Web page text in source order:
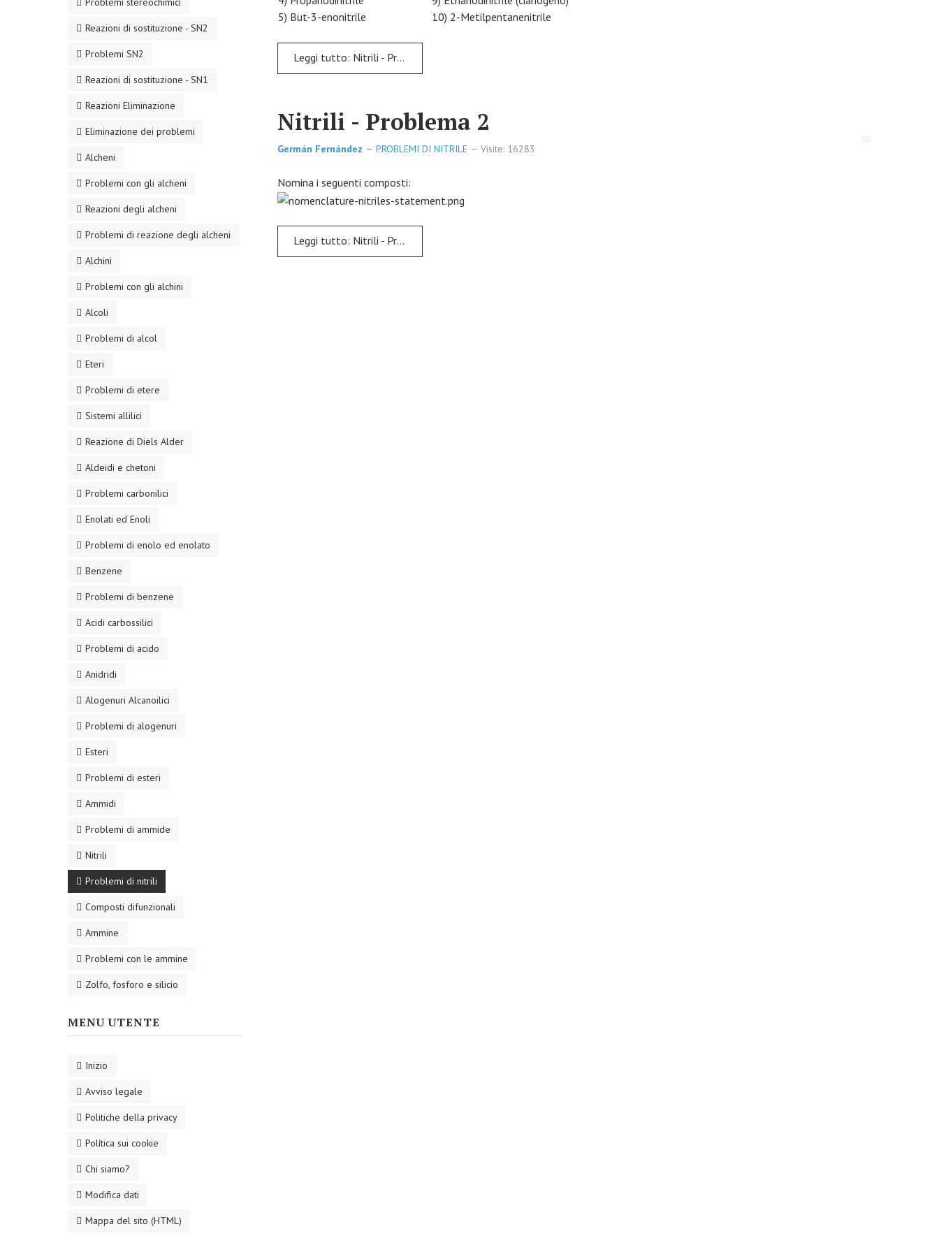
5) But-3-enonitrile
10) 2-Metilpentanenitrile
Leggi tutto: Nitrili - Problema 1
Nitrili - Problema 2
Germán Fernández PROBLEMI DI NITRILE Visite: 16283
Nomina i seguenti composti:
Leggi tutto: Nitrili - Problema 2
Reazioni di sostituzione - SN2
Problemi SN2
Reazioni di sostituzione - SN1
Reazioni Eliminazione
Eliminazione dei problemi
Alcheni
Problemi con gli alcheni
Reazioni degli alcheni
Problemi di reazione degli alcheni
Alchini
Problemi con gli alchini
Alcoli
Problemi di alcol
Eteri
Problemi di etere
Sistemi allilici
Reazione di Diels Alder
Aldeidi e chetoni
Problemi carbonilici
Enolati ed Enoli
Problemi di enolo ed enolato
Benzene
Problemi di benzene
Acidi carbossilici
Problemi di acido
Anidridi
Alogenuri Alcanoilici
Problemi di alogenuri
Esteri
Problemi di esteri
Ammidi
Problemi di ammide
Nitrili
Problemi di nitrili
Composti difunzionali
Ammine
Problemi con le ammine
Zolfo, fosforo e silicio
MENU UTENTE
Inizio
Avviso legale
Politiche della privacy
Política sui cookie
Chi siamo?
Modifica dati
Mappa del sito (HTML)